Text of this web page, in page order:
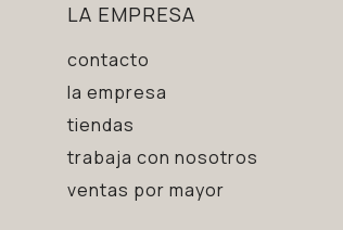
LA EMPRESA
contacto
la empresa
tiendas
trabaja con nosotros
ventas por mayor